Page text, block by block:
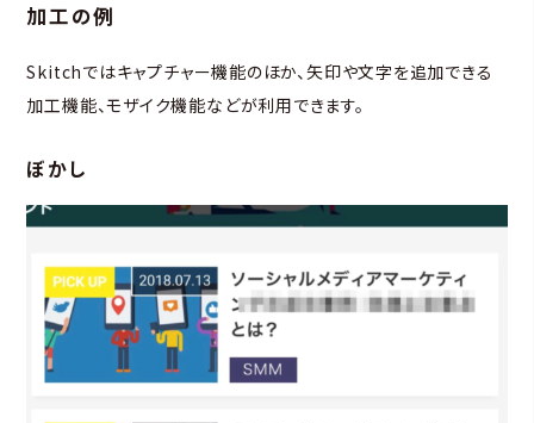
加工の例
Skitchではキャプチャー機能のほか、矢印や文字を追加できる
加工機能、モザイク機能などが利用できます。
ぼかし